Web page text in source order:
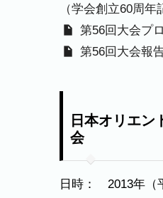
（学会創立60周
第56回大会プ
第56回大会報
日本オリエン
会
日時： 2013年（